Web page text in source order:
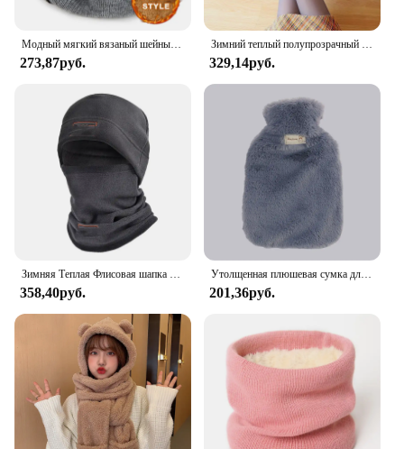
273,87руб. 329,14руб.
358,40руб.
Утолщенная плюшевая сумка для горячей воды, 2000 мл, высокая плотность, ПВХ теплые бутылки, обогреватель для рук, оболочка, сумка для кровати
201,36руб.